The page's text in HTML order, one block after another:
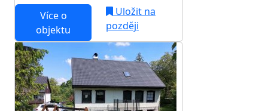
Více o
objektu
Uložit na
později